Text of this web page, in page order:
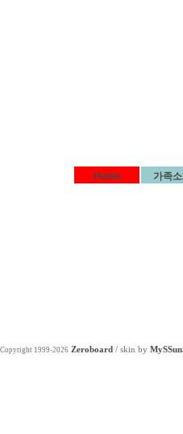
Home 가족소
Copyright 1999-2026 Zeroboard / skin by